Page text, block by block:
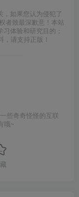
，如果您认为侵犯了
者致最深歉意！本站
体验和研究目的；
请支持正版！
些奇奇怪怪的互联
哦~